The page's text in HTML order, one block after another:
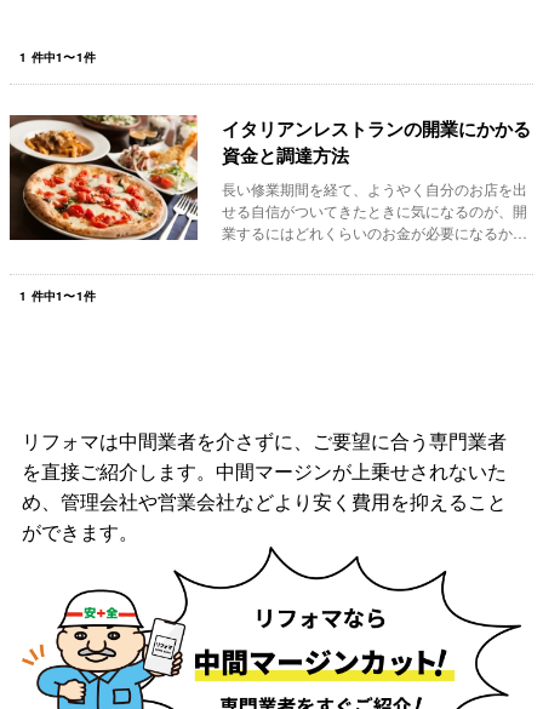
1 件中1〜1件
イタリアンレストランの開業にかかる
資金と調達方法
長い修業期間を経て、ようやく自分のお店を出
せる自信がついてきたときに気になるのが、開
業するにはどれくらいのお金が必要になるかと
1 件中1〜1件
リフォマは中間業者を介さずに、ご要望に合う専門業者
を直接ご紹介します。中間マージンが上乗せされないた
め、管理会社や営業会社などより安く費用を抑えること
ができます。